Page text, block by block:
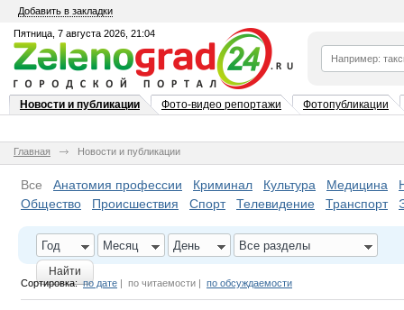
Добавить в закладки
Пятница, 7 августа 2026, 21:04
Новости и публикации Фото-видео репортажи Фотопубликации
Главная Новости и публикации
Все Анатомия профессии Криминал Культура Медицина
Общество
Происшествия Спорт Телевидение Транспорт
Год Месяц День Все разделы
Найти
Сортировка: по дате | по читаемости | по обсуждаемости